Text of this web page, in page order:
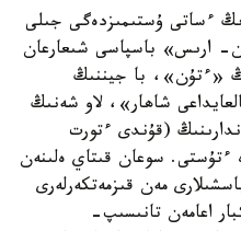
ءساتى ۇستىمىزدەگى جىلى
ارىس» باسپاسى شىعارعان
«ءتۇن»، با جيننىڭ
شاھار»، لاو شەنىڭ
(قۇندى ءتورت
ءتۇستى. سوعان قىتاي ەلىنەن
مەن قىزمەتكەرلەرى
اعامەن تانىسىپ-